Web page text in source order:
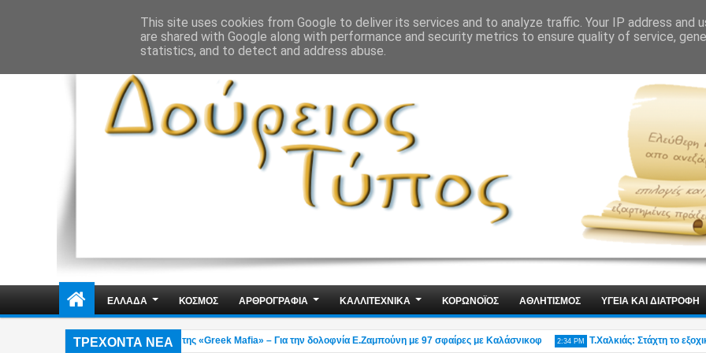
ΕΛΛΑΔΑ ΚΟΣΜΟΣ ΑΡΘΡΟΓΡΑΦΙΑ ΚΑΛΛΙΤΕΧΝΙΚΑ ΚΟΡΩΝΟΪΟΣ ΑΘΛΗΤΙΣΜΟΣ ΥΓΕΙΑ ΚΑΙ ΔΙΑΤΡΟΦΗ
ΤΡΕΧΟΝΤΑ ΝΕΑ
στη Γερμανία εκτελεστής της «Greek Mafia» – Για την δολοφνία Ε.Ζαμπούνη με 97 σφαίρες με Καλάσνικοφ 2:34 PM Τ.Χαλκιάς: Στάχτη το εξοχικό
This site uses cookies from Google to deliver its services and to analyze traffic. Your IP address and
are shared with Google along with performance and security metrics to ensure quality of service,
statistics, and to detect and address abuse.